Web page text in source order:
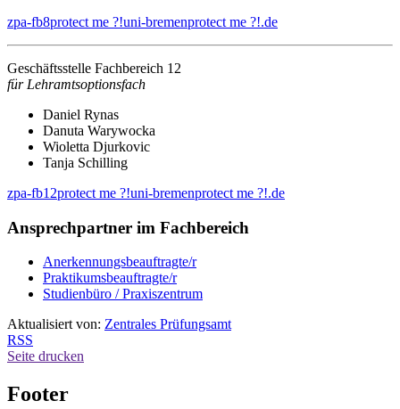
zpa-fb8protect me ?!uni-bremenprotect me ?!.de
Geschäftsstelle Fachbereich 12
für Lehramtsoptionsfach
Daniel Rynas
Danuta Warywocka
Wioletta Djurkovic
Tanja Schilling
zpa-fb12protect me ?!uni-bremenprotect me ?!.de
Ansprechpartner im Fachbereich
Anerkennungsbeauftragte/r
Praktikumsbeauftragte/r
Studienbüro / Praxiszentrum
Aktualisiert von: Zentrales Prüfungsamt
RSS
Seite drucken
Footer